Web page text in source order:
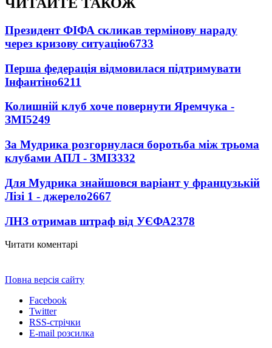
Президент ФІФА скликав термінову нараду
через кризову ситуацію6733
Перша федерація відмовилася підтримувати
Інфантіно6211
Колишній клуб хоче повернути Яремчука -
ЗМІ5249
За Мудрика розгорнулася боротьба між трьома
клубами АПЛ - ЗМІ3332
Для Мудрика знайшовся варіант у французькій
Лізі 1 - джерело2667
ЛНЗ отримав штраф від УЄФА2378
Читати коментарі
Повна версія сайту
Facebook
Twitter
RSS-стрічки
E-mail розсилка